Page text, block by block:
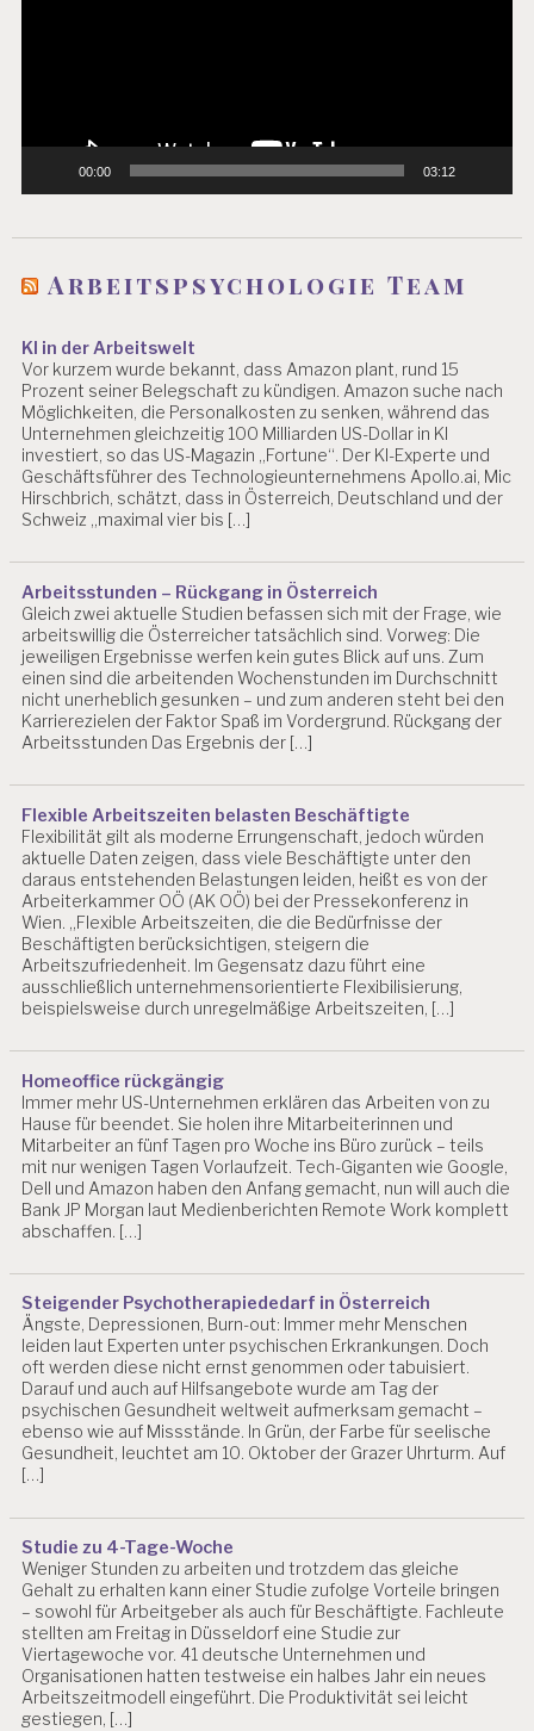
R
EI
S
Y
C
H
O
L
O
G
IE
B
EI
T
S
P
S
Y
C
L
O
G
IE
A
P
A
R
T
S
P
S
Y
C
H
L
O
G
IE
B
L
O
G
A
B
T
S
P
S
Y
C
H
O
00:00 03:12
Arbeitspsychologie Team
KI in der Arbeitswelt
Vor kurzem wurde bekannt, dass Amazon plant, rund 15
Prozent seiner Belegschaft zu kündigen. Amazon suche nach
Möglichkeiten, die Personalkosten zu senken, während das
Unternehmen gleichzeitig 100 Milliarden US-Dollar in KI
investiert, so das US-Magazin „Fortune“. Der KI-Experte und
Geschäftsführer des Technologieunternehmens Apollo.ai, Mic
Hirschbrich, schätzt, dass in Österreich, Deutschland und der
Schweiz „maximal vier bis […]
Arbeitsstunden – Rückgang in Österreich
Gleich zwei aktuelle Studien befassen sich mit der Frage, wie
arbeitswillig die Österreicher tatsächlich sind. Vorweg: Die
jeweiligen Ergebnisse werfen kein gutes Blick auf uns. Zum
einen sind die arbeitenden Wochenstunden im Durchschnitt
nicht unerheblich gesunken – und zum anderen steht bei den
Karrierezielen der Faktor Spaß im Vordergrund. Rückgang der
Arbeitsstunden Das Ergebnis der […]
Flexible Arbeitszeiten belasten Beschäftigte
Flexibilität gilt als moderne Errungenschaft, jedoch würden
aktuelle Daten zeigen, dass viele Beschäftigte unter den
daraus entstehenden Belastungen leiden, heißt es von der
Arbeiterkammer OÖ (AK OÖ) bei der Pressekonferenz in
Wien. „Flexible Arbeitszeiten, die die Bedürfnisse der
Beschäftigten berücksichtigen, steigern die
Arbeitszufriedenheit. Im Gegensatz dazu führt eine
ausschließlich unternehmensorientierte Flexibilisierung,
beispielsweise durch unregelmäßige Arbeitszeiten, […]
Homeoffice rückgängig
Immer mehr US-Unternehmen erklären das Arbeiten von zu
Hause für beendet. Sie holen ihre Mitarbeiterinnen und
Mitarbeiter an fünf Tagen pro Woche ins Büro zurück – teils
mit nur wenigen Tagen Vorlaufzeit. Tech-Giganten wie Google,
Dell und Amazon haben den Anfang gemacht, nun will auch die
Bank JP Morgan laut Medienberichten Remote Work komplett
abschaffen. […]
Steigender Psychotherapiededarf in Österreich
Ängste, Depressionen, Burn-out: Immer mehr Menschen
leiden laut Experten unter psychischen Erkrankungen. Doch
oft werden diese nicht ernst genommen oder tabuisiert.
Darauf und auch auf Hilfsangebote wurde am Tag der
psychischen Gesundheit weltweit aufmerksam gemacht –
ebenso wie auf Missstände. In Grün, der Farbe für seelische
Gesundheit, leuchtet am 10. Oktober der Grazer Uhrturm. Auf
[…]
Studie zu 4-Tage-Woche
Weniger Stunden zu arbeiten und trotzdem das gleiche
Gehalt zu erhalten kann einer Studie zufolge Vorteile bringen
– sowohl für Arbeitgeber als auch für Beschäftigte. Fachleute
stellten am Freitag in Düsseldorf eine Studie zur
Viertagewoche vor. 41 deutsche Unternehmen und
Organisationen hatten testweise ein halbes Jahr ein neues
Arbeitszeitmodell eingeführt. Die Produktivität sei leicht
gestiegen, […]